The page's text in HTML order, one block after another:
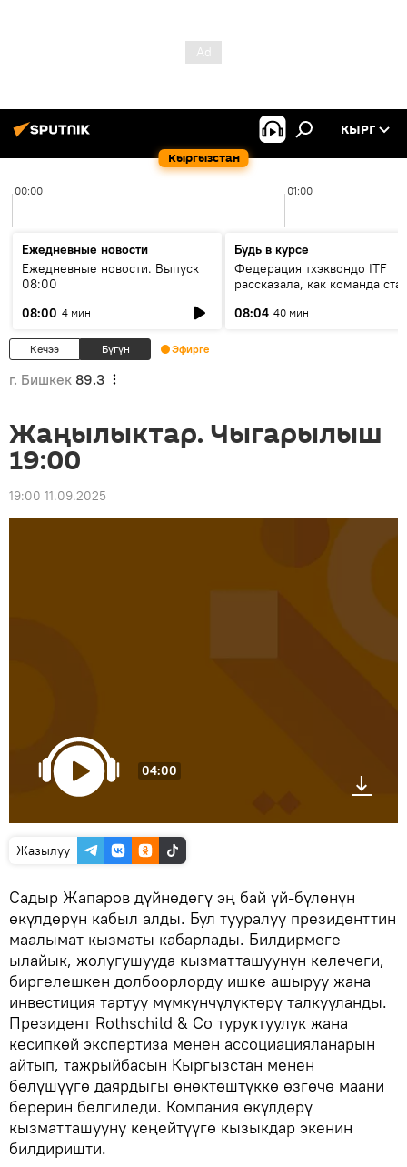
Кыргызстан
КЫРГ
00:00 01:00
Ежедневные новости
Ежедневные новости. Выпуск
08:00
08:00 4 мин
Будь в курсе
Федерация тхэквондо ITF
рассказала, как команда
08:04 40 мин
Кечээ Бүгүн Эфирге
г. Бишкек 89.3
Жаңылыктар. Чыгарылыш
19:00
19:00 11.09.2025
04:00
Жазылуу
Садыр Жапаров дүйнөдөгү эң бай үй-бүлөнүн
өкүлдөрүн кабыл алды. Бул тууралуу президенттин
маалымат кызматы кабарлады. Билдирмеге
ылайык, жолугушууда кызматташуунун келечеги,
биргелешкен долбоорлорду ишке ашыруу жана
инвестиция тартуу мүмкүнчүлүктөрү талкууланды.
Президент Rothschild & Co туруктуулук жана
кесипкөй экспертиза менен ассоциацияланарын
айтып, тажрыйбасын Кыргызстан менен
бөлүшүүгө даярдыгы өнөктөштүккө өзгөчө маани
берерин белгиледи. Компания өкүлдөрү
кызматташууну кеңейтүүгө кызыкдар экенин
билдиришти.